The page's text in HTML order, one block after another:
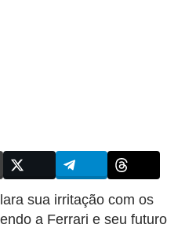
sua irritação com os
a Ferrari e seu futuro